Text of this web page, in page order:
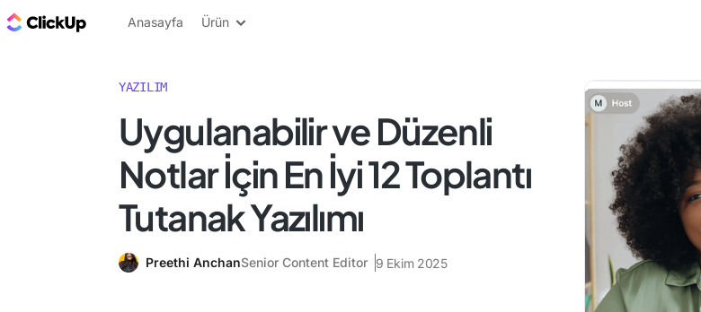
ClickUp Blog
Anasayfa Ürün
YAZILIM
Uygulanabilir ve Düzenli
Notlar İçin En İyi 12 Toplantı
Tutanak Yazılımı
Preethi AnchanSenior Content Editor 9 Ekim 2025